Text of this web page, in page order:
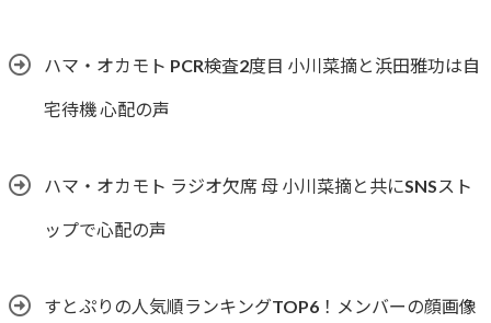
ハマ・オカモト PCR検査2度目 小川菜摘と浜田雅功は自
宅待機 心配の声
ハマ・オカモト ラジオ欠席 母 小川菜摘と共にSNSスト
ップで心配の声
すとぷりの人気順ランキングTOP6！メンバーの顔画像